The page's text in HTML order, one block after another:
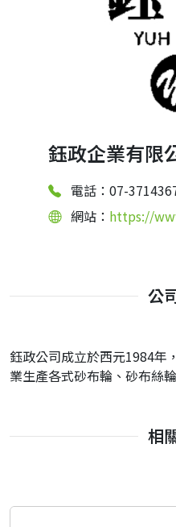
鈺政企業有限
電話：07-
網站： https://
公
鈺政公司成立於西元1984年
業生產各式砂布輪、砂布絲
相